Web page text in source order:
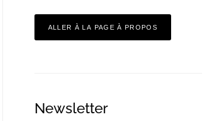
ALLER À LA PAGE À PROPOS
Newsletter